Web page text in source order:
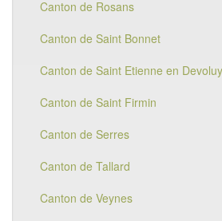
Canton de Rosans
Canton de Saint Bonnet
Canton de Saint Etienne en Devoluy
Canton de Saint Firmin
Canton de Serres
Canton de Tallard
Canton de Veynes